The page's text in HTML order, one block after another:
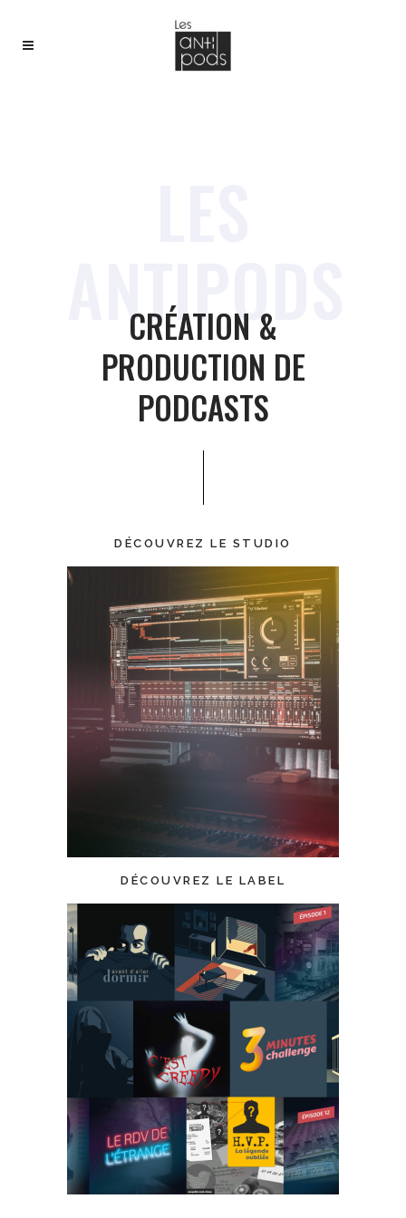
ANTIPODS
CRÉATION &
PRODUCTION DE
PODCASTS
DÉCOUVREZ LE STUDIO
DÉCOUVREZ LE LABEL